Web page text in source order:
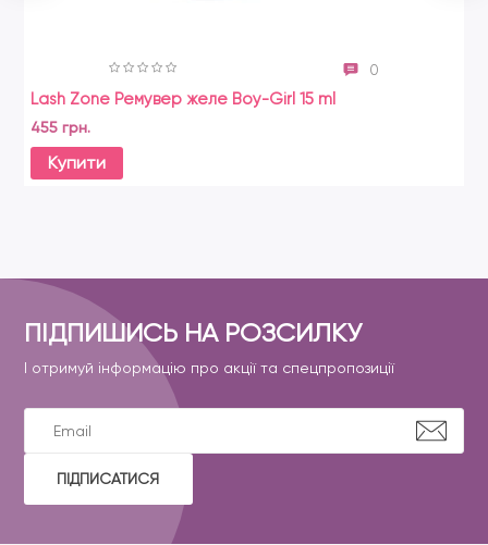
0
Lash Zone Ремувер желе Boy-Girl 15 ml
455 грн.
Купити
ПІДПИШИСЬ НА РОЗСИЛКУ
І отримуй інформацію про акції та спецпропозиції
ПІДПИСАТИСЯ